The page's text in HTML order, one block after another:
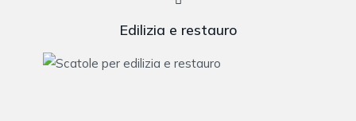
Edilizia e restauro